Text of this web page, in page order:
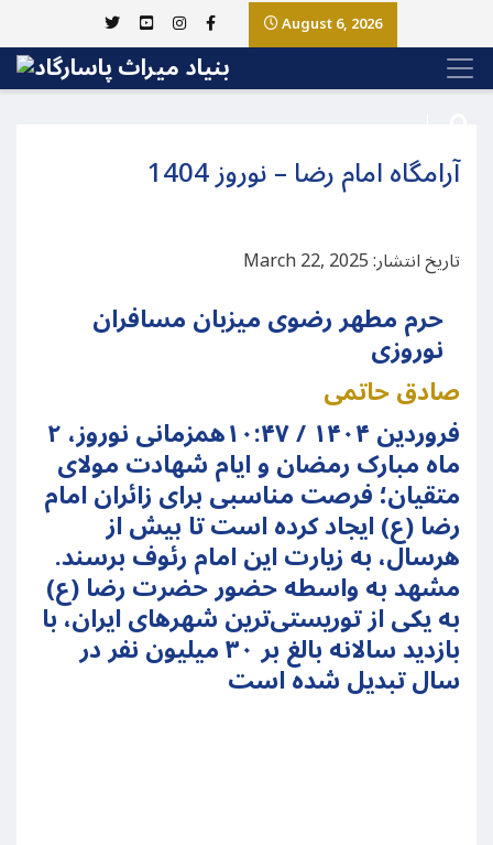
August 6, 2026
آرامگاه امام رضا – نوروز 1404
تاریخ انتشار: March 22, 2025
حرم مطهر رضوی میزبان مسافران
نوروزی
صادق حاتمی
۲ فروردین ۱۴۰۴ / ۱۰:۴۷
همزمانی نوروز،
ماه مبارک رمضان و ایام شهادت مولای
متقیان؛ فرصت مناسبی برای زائران امام
رضا (ع) ایجاد کرده است تا بیش از
هرسال، به زیارت این امام رئوف برسند.
مشهد به واسطه حضور حضرت رضا (ع)
به یکی از توریستی‌ترین شهرهای ایران، با
بازدید سالانه بالغ بر ۳۰ میلیون نفر در
سال تبدیل شده است